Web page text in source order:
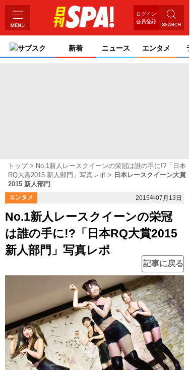
ログイン
会員登録
サブスク 新着 ニュース エンタメ
トップ
No.1新人レースクイーンの栄冠は誰の手に!?「日本
RQ大賞2015 新人部門」写真レポ
日本レースクイーン大賞
2015 新人部門
エンタメ 2015年07月13日
No.1新人レースクイーンの栄冠
は誰の手に!?「日本RQ大賞2015
新人部門」写真レポ
記事に戻る